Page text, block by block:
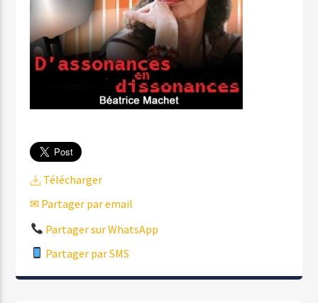
Télécharger
✉ Partager par email
Partager sur WhatsApp
Partager par SMS